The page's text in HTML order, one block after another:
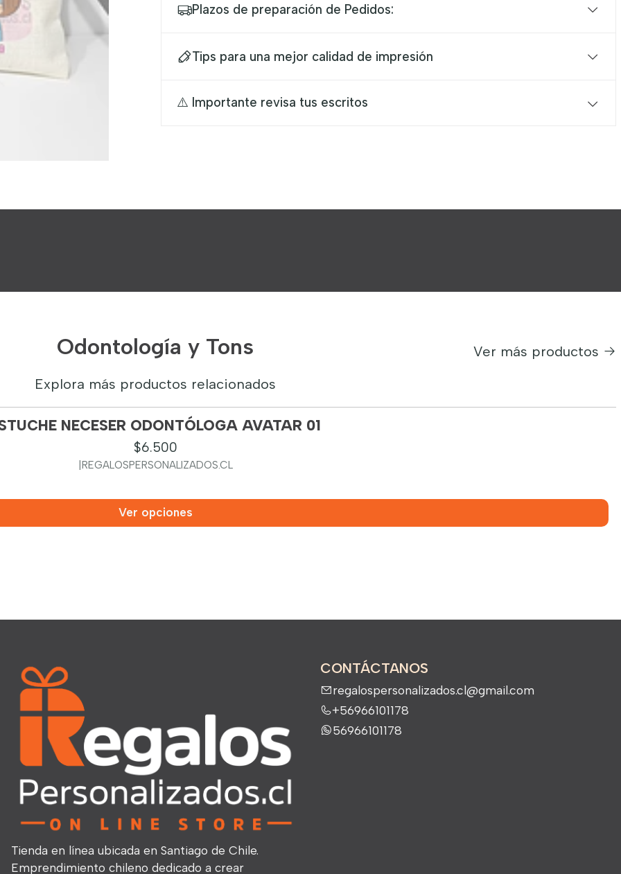
Plazos de preparación de Pedidos:
Tips para una mejor calidad de impresión
⚠️ Importante revisa tus escritos
Odontología y Tons
Explora más productos relacionados
Ver más productos
NECESER ODONTÓLOGA AVATAR 01
$6.500
REGALOSPERSONALIZADOS.CL
Ver opciones
Tienda en línea ubicada en Santiago de Chile.
Emprendimiento chileno dedicado a crear
CONTÁCTANOS
regalospersonalizados.cl@gmail.com
+56966101178
56966101178